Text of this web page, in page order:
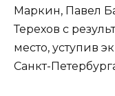
Маркин, Павел
Терехов с
место, уступив
Санкт-